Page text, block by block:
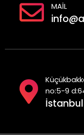
MAİL
no:5-9